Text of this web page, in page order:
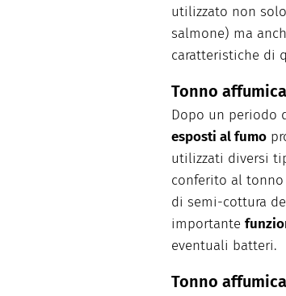
utilizzato non
salmone) ma
caratteristiche di
Tonno
Dopo un periodo
esposti al fumo
utilizzati diversi
conferito al tonno
di semi-cottura
importante
eventuali batteri.
Tonno